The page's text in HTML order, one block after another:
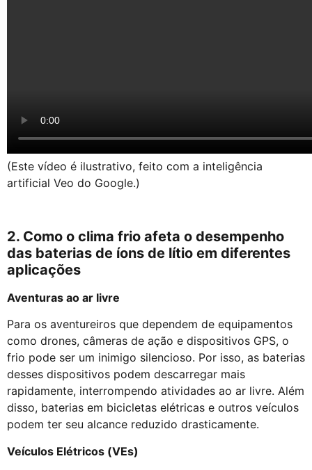
(Este vídeo é ilustrativo, feito com a inteligência
artificial Veo do Google.)
2. Como o clima frio afeta o desempenho
das baterias de íons de lítio em diferentes
aplicações
Aventuras ao ar livre
Para os aventureiros que dependem de equipamentos
como drones, câmeras de ação e dispositivos GPS, o
frio pode ser um inimigo silencioso. Por isso, as baterias
desses dispositivos podem descarregar mais
rapidamente, interrompendo atividades ao ar livre. Além
disso, baterias em bicicletas elétricas e outros veículos
podem ter seu alcance reduzido drasticamente.
Veículos Elétricos (VEs)